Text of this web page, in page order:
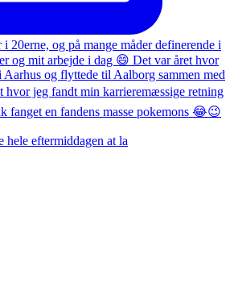
hele eftermiddagen at la